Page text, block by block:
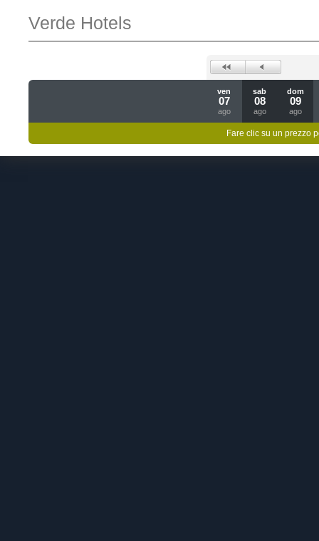
Verde Hotels
ven
07
ago
sab
08
ago
dom
09
ago
Fare clic su un prezzo